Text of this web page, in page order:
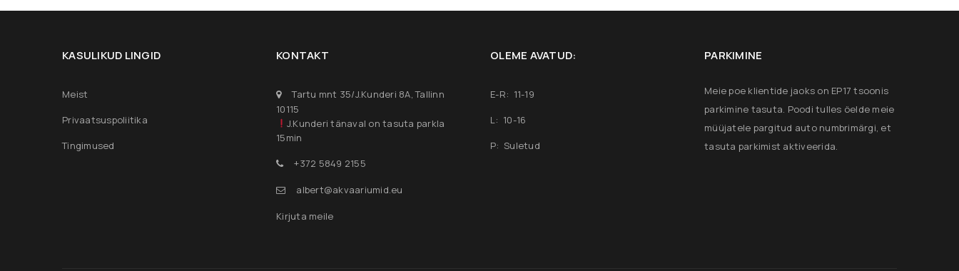
KASULIKUD LINGID
Meist
Privaatsuspoliitika
Tingimused
KONTAKT
Tartu mnt 35/J.Kunderi 8A, Tallinn
10115
J.Kunderi tänaval on tasuta parkla
15min
+372 5849 2155
albert@akvaariumid.eu
Kirjuta meile
OLEME AVATUD:
E-R: 11-19
L: 10-16
P: Suletud
PARKIMINE
Meie poe klientide jaoks on EP17 tsoonis
parkimine tasuta. Poodi tulles öelde meie
müüjatele pargitud auto numbrimärgi, et
tasuta parkimist aktiveerida.